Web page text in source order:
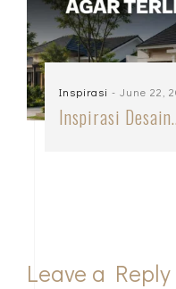
Inspirasi - June 22,
Inspirasi
Leave a Reply